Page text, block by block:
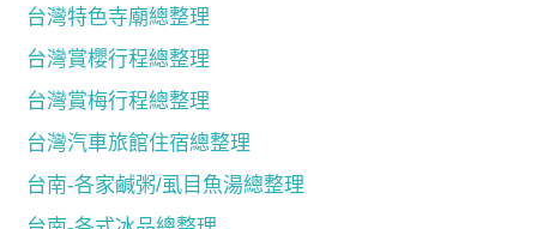
台灣特色寺廟總整理
台灣賞櫻行程總整理
台灣賞梅行程總整理
台灣汽車旅館住宿總整理
台南-各家鹹粥/虱目魚湯總整理